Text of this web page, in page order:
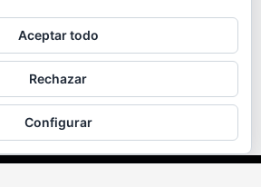
Aceptar todo
Rechazar
Configurar